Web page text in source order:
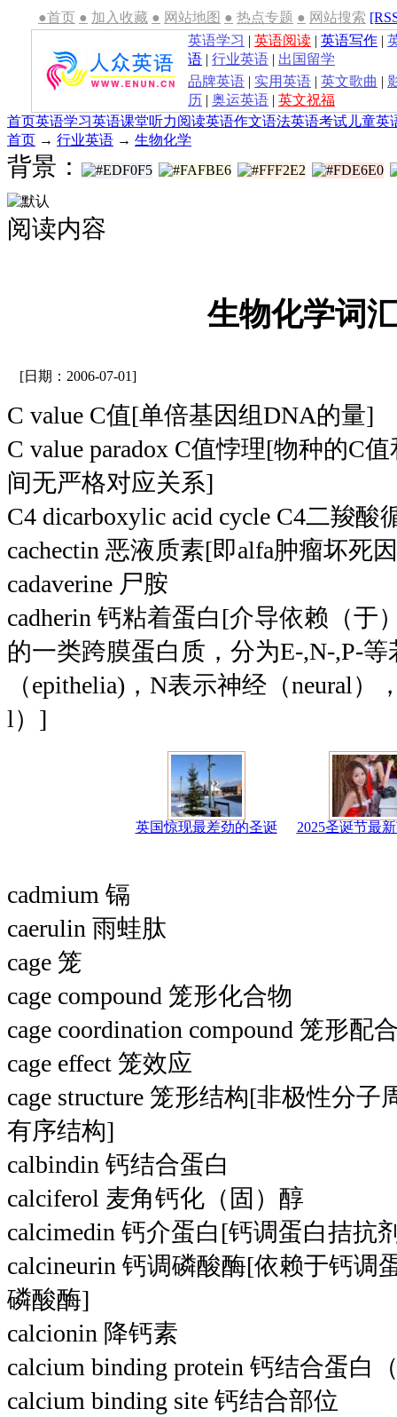
●首页 ● 加入收藏 ● 网站地图 ● 热点专题 ● 网站搜索
英语学习 | 英语阅读 | 英语写作 |
语 | 行业英语 | 出国留学
品牌英语 | 实用英语 | 英文歌曲 |
历 | 奥运英语 | 英文祝福
首页英语学习英语课堂听力阅读英语作文语法英语考试 儿童英
首页 → 行业英语 → 生物化学
背景：
阅读内容
生物化学词
[日期：2006-07-01]
C value C值[单倍基因组DNA的量]
C value paradox C值悖理[物种的C
间无严格对应关系]
C4 dicarboxylic acid cycle C4二羧酸
cachectin 恶液质素[即alfa肿瘤坏死
cadaverine 尸胺
cadherin 钙粘着蛋白[介导依赖（于
的一类跨膜蛋白质，分为E-,N-,P-
（epithelia)，N表示神经（neural）
l）]
英国惊现最差劲的圣诞 2025圣诞节最
cadmium 镉
caerulin 雨蛙肽
cage 笼
cage compound 笼形化合物
cage coordination compound 笼形配
cage effect 笼效应
cage structure 笼形结构[非极性分
有序结构]
calbindin 钙结合蛋白
calciferol 麦角钙化（固）醇
calcimedin 钙介蛋白[钙调蛋白拮抗
calcineurin 钙调磷酸酶[依赖于钙
磷酸酶]
calcionin 降钙素
calcium binding protein 钙结合蛋白
calcium binding site 钙结合部位